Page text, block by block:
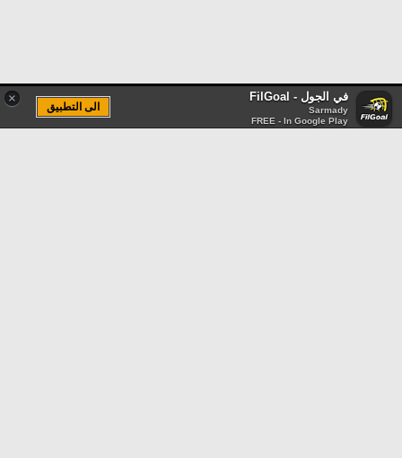
× في الجول - FilGoal
Sarmady
FREE - In Google Play
الى التطبيق